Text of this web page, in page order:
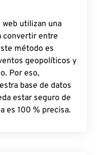
utilizan una
convertir entre
método es
geopolíticos y
Por eso,
base de datos
estar seguro de
es 100 % precisa.